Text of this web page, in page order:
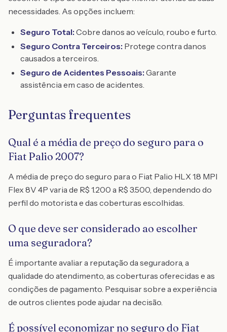
necessidades. As opções incluem:
Seguro Total: Cobre danos ao veículo, roubo e furto.
Seguro Contra Terceiros: Protege contra danos
causados a terceiros.
Seguro de Acidentes Pessoais: Garante
assistência em caso de acidentes.
Perguntas frequentes
Qual é a média de preço do seguro para o
Fiat Palio 2007?
A média de preço do seguro para o Fiat Palio HLX 1.8 MPI
Flex 8V 4P varia de R$ 1.200 a R$ 3.500, dependendo do
perfil do motorista e das coberturas escolhidas.
O que deve ser considerado ao escolher
uma seguradora?
É importante avaliar a reputação da seguradora, a
qualidade do atendimento, as coberturas oferecidas e as
condições de pagamento. Pesquisar sobre a experiência
de outros clientes pode ajudar na decisão.
É possível economizar no seguro do Fiat